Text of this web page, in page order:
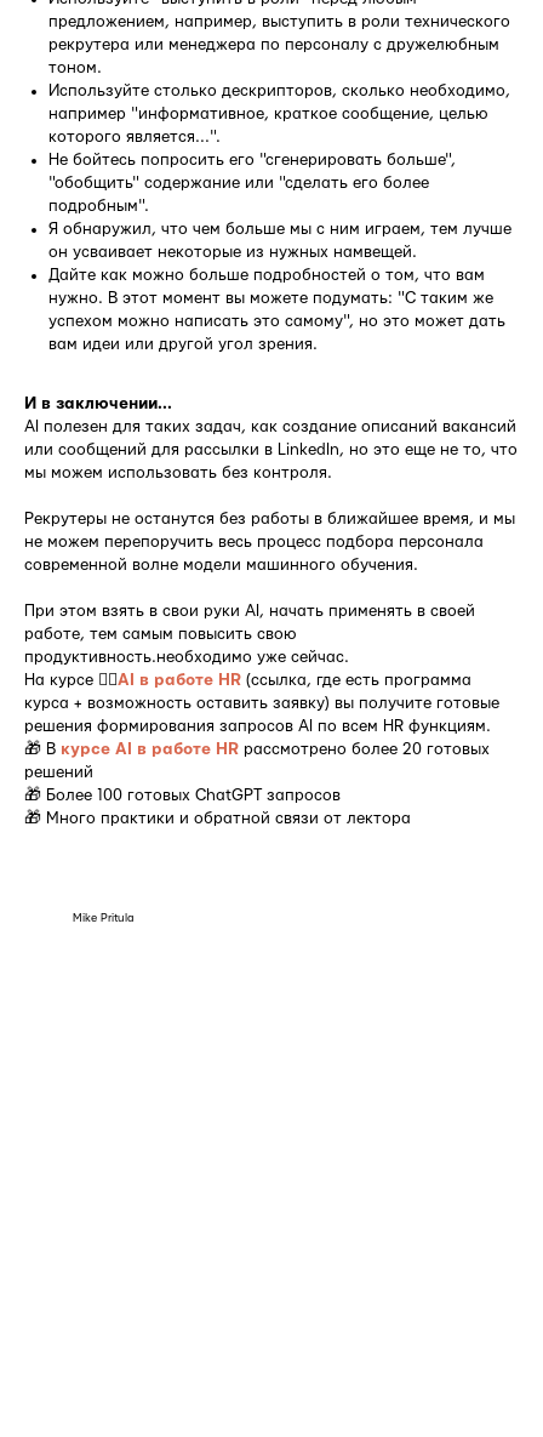
предложением, например, выступить в роли технического
рекрутера или менеджера по персоналу с дружелюбным
тоном.
Используйте столько дескрипторов, сколько необходимо,
например "информативное, краткое сообщение, целью
которого является...".
Не бойтесь попросить его "сгенерировать больше",
"обобщить" содержание или "сделать его более
подробным".
Я обнаружил, что чем больше мы с ним играем, тем лучше
он усваивает некоторые из нужных намвещей.
Дайте как можно больше подробностей о том, что вам
нужно. В этот момент вы можете подумать: "С таким же
успехом можно написать это самому", но это может дать
вам идеи или другой угол зрения.
И в заключении...
AI полезен для таких задач, как создание описаний вакансий
или сообщений для рассылки в LinkedIn, но это еще не то, что
мы можем использовать без контроля.
Рекрутеры не останутся без работы в ближайшее время, и мы
не можем перепоручить весь процесс подбора персонала
современной волне модели машинного обучения.
При этом взять в свои руки AI, начать применять в своей
работе, тем самым повысить свою
продуктивность.необходимо уже сейчас.
На курсе 👉🏻AI в работе HR (ссылка, где есть программа
курса + возможность оставить заявку) вы получите готовые
решения формирования запросов AI по всем HR функциям.
🎁 В курсе AI в работе HR рассмотрено более 20 готовых
решений
🎁 Более 100 готовых ChatGPT запросов
🎁 Много практики и обратной связи от лектора
Mike Pritula